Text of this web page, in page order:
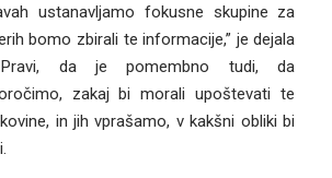
ustanavljamo fokusne skupine za
bomo zbirali te informacije,” je dejala
Pravi, da je pomembno tudi, da
zakaj bi morali upoštevati te
in jih vprašamo, v kakšni obliki bi